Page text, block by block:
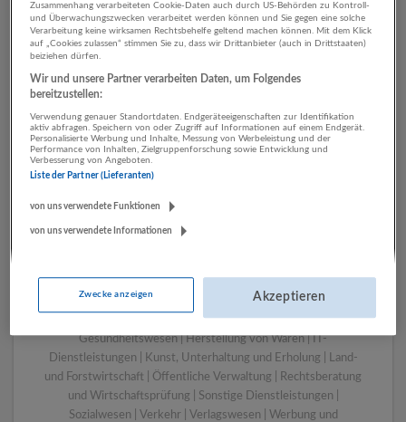
1 Gebäudemanagement,
Reinigung IT-Dienstleistungen
Unternehmen
Bergheim bei Salzburg
Bau | Beherbergung und Gastronomie | Einzelhandel |
Energieversorgung | Finanz- und Versicherungsleistungen |
Gesundheitswesen | Herstellung von Waren | IT-
Dienstleistungen | Kunst, Unterhaltung und Erholung | Land-
und Forstwirtschaft | Öffentliche Verwaltung | Rechtsberatung
und Wirtschaftsprüfung | Sonstige Dienstleistungen |
Sozialwesen | Verkehr | Verlagswesen | Werbung und
Zusammenhang verarbeiteten Cookie-Daten auch durch US-Behörden zu Kontroll-
und Überwachungszwecken verarbeitet werden können und Sie gegen eine solche
Verarbeitung keine wirksamen Rechtsbehelfe geltend machen können. Mit dem Klick
auf „Cookies zulassen“ stimmen Sie zu, dass wir Drittanbieter (auch in Drittstaaten)
beiziehen dürfen.
Wir und unsere Partner verarbeiten Daten, um Folgendes
bereitzustellen:
Verwendung genauer Standortdaten. Endgeräteeigenschaften zur Identifikation
aktiv abfragen. Speichern von oder Zugriff auf Informationen auf einem Endgerät.
Personalisierte Werbung und Inhalte, Messung von Werbeleistung und der
Performance von Inhalten, Zielgruppenforschung sowie Entwicklung und
Verbesserung von Angeboten.
Liste der Partner (Lieferanten)
von uns verwendete Funktionen
von uns verwendete Informationen
Zwecke anzeigen Akzeptieren